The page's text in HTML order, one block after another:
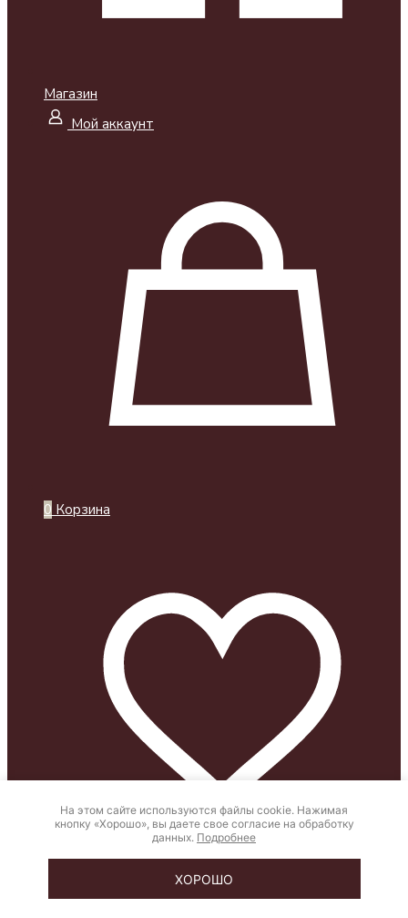
Магазин
Мой аккаунт
0 Корзина
0 Wishlist
На этом сайте используются файлы cookie. Нажимая
кнопку «Хорошо», вы даете свое согласие на обработку
данных. Подробнее
ХОРОШО